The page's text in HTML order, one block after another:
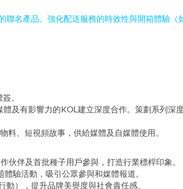
名產品。強化配送服務的時效性與開箱體驗（
。
及有影響力的KOL建立深度合作。策劃系列深
、短視頻故事，供給媒體及自媒體使用。
伴及首批種子用戶參與，打造行業標桿印象。
驗活動，吸引公眾參與和媒體報道。
），提升品牌美譽度與社會責任感。